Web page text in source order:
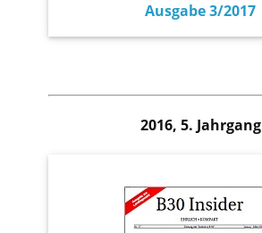
Ausgabe 3/2017
2016, 5. Jahrgang